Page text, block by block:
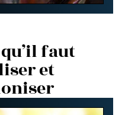
faut
et